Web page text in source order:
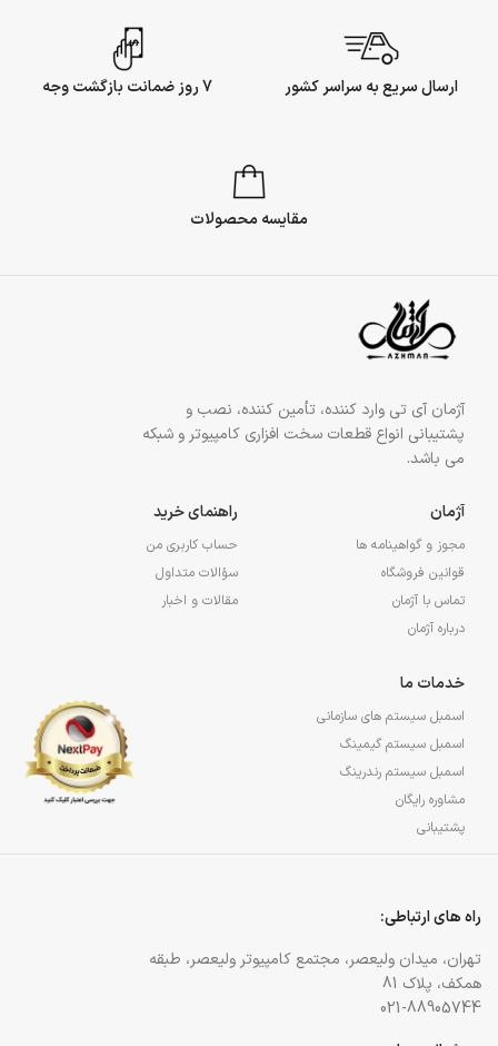
ارسال سریع به سراسر کشور 7 روز ضمانت بازگشت وجه
مقایسه محصولات
آژمان آی تی وارد کننده، تأمین کننده، نصب و
پشتیبانی انواع قطعات سخت افزاری کامپیوتر و شبکه
می باشد.
آژمان
مجوز و گواهینامه ها
قوانین فروشگاه
تماس با آژمان
درباره آژمان
راهنمای خرید
حساب کاربری من
سؤالات متداول
مقالات و اخبار
خدمات ما
اسمبل سیستم های سازمانی
اسمبل سیستم گیمینگ
اسمبل سیستم رندرینگ
مشاوره رایگان
پشتیبانی
راه های ارتباطی:
تهران، میدان ولیعصر، مجتمع کامپیوتر ولیعصر، طبقه
همکف، پلاک 81
021-88905744